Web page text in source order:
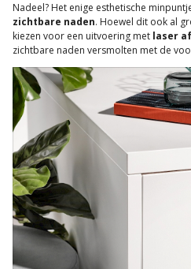
Nadeel? Het enige esthetische
zichtbare naden. Hoewel dit ook al
kiezen voor een uitvoering met laser
zichtbare naden versmolten met de